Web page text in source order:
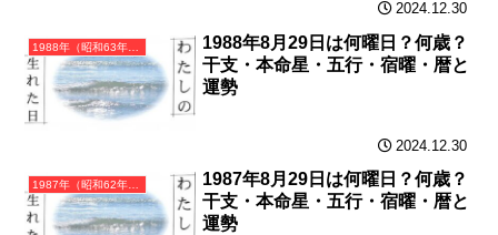
2024.12.30
1988年（昭和63年）戊辰（つちのえたつ）・辰年（たつ年）カレンダー（月曜はじまり）
1988年8月29日は何曜日？何歳？
干支・本命星・五行・宿曜・暦と
運勢
2024.12.30
1987年（昭和62年）丁卯（ひのとう）・卯年（うさぎ年）カレンダー（月曜はじまり）
1987年8月29日は何曜日？何歳？
干支・本命星・五行・宿曜・暦と
運勢